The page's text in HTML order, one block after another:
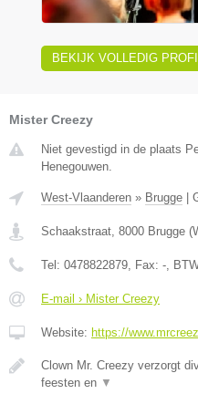
BEKIJK VOLLEDIG
Mister Creezy
Niet gevestigd in de plaats
Henegouwen.
West-Vlaanderen » Brugge
Schaakstraat, 8000 Brugge (
Tel: 0478822879, Fax: -,
E-mail › Mister Creezy
Website: https://
Clown Mr. Creezy verzorgt
feesten en ▼